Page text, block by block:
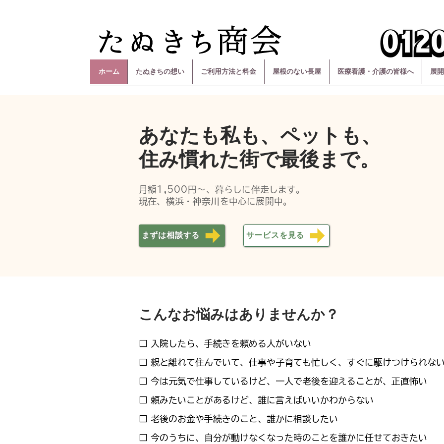
ホーム たぬきちの想い ご利用方法と料金 屋根のない長屋 医療看護・介護の皆様へ 展
あなたも私も、ペットも、
住み慣れた街で最後まで。
月額1,500円〜、暮らしに伴走します。
現在、横浜・神奈川を中心に展開中。
まずは相談する サービスを見る
こんなお悩みはありませんか？
□ 入院したら、手続きを頼める人がいない
□ 親と離れて住んでいて、仕事や子育ても忙しく、すぐに駆けつけられな
□ 今は元気で仕事しているけど、一人で老後を迎えることが、正直怖い
□ 頼みたいことがあるけど、誰に言えばいいかわからない
□ 老後のお金や手続きのこと、誰かに相談したい
□ 今のうちに、自分が動けなくなった時のことを誰かに任せておきたい